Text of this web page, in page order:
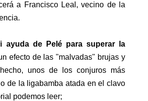
a Francisco Leal, vecino de la
ayuda de Pelé para superar la
efecto de las "malvadas" brujas y
unos de los conjuros más
de la ligabamba atada en el clavo
podemos leer;